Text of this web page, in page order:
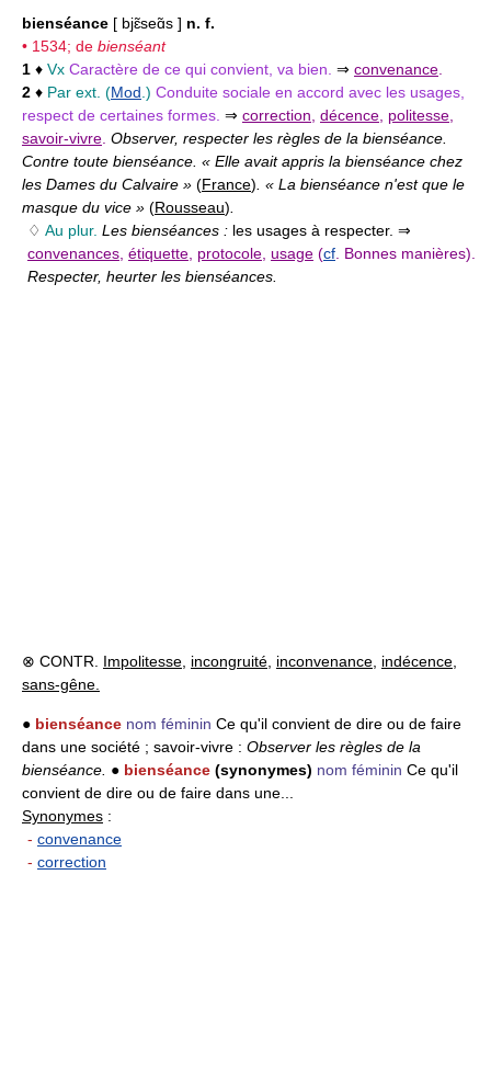
bienséance [ bjɛ̃seɑ̃s ] n. f.
• 1534; de bienséant
1 ♦ Vx Caractère de ce qui convient, va bien. ⇒ convenance
2 ♦ Par ext. (Mod .) Conduite sociale en accord avec les usages,
respect de certaines formes. ⇒ correction décence politesse
savoir-vivre Observer, respecter les règles de la bienséance.
Contre toute bienséance. « Elle avait appris la bienséance chez
les Dames du Calvaire » (France) . « La bienséance n'est que le
masque du vice » (Rousseau)
♢ Au plur. Les bienséances : les usages à respecter. ⇒
convenances étiquette protocole usage (cf . Bonnes manières).
Respecter, heurter les bienséances.
⊗ CONTR. Impolitesse incongruité inconvenance indécence
sans-gêne.
● bienséance nom féminin Ce qu'il convient de dire ou de faire
dans une société ; savoir-vivre : Observer les règles de la
bienséance. ● bienséance (synonymes) nom féminin Ce qu'il
convient de dire ou de faire dans une...
Synonymes :
- convenance
- correction